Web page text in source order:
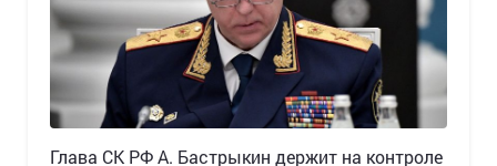
Глава СК РФ А. Бастрыкин держит на контроле